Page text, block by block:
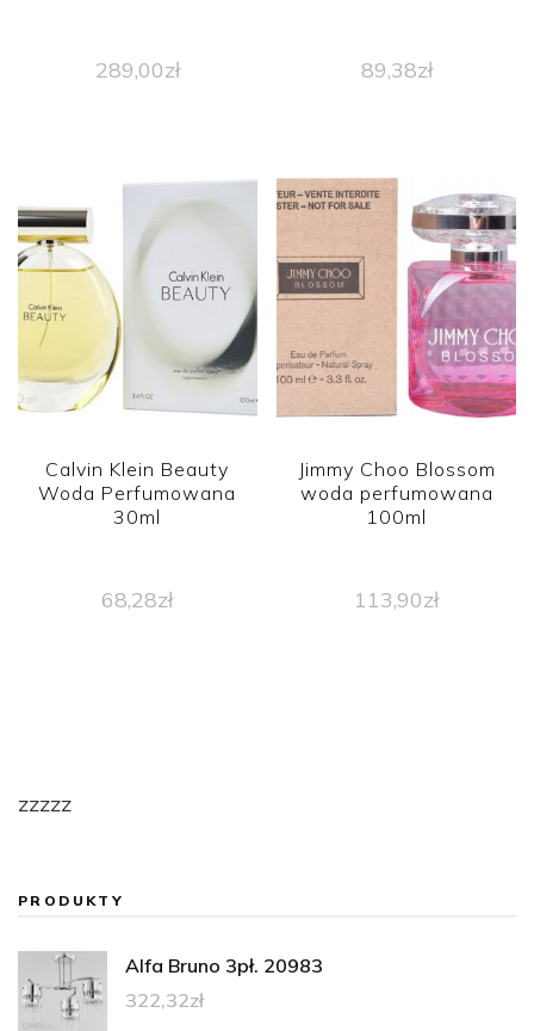
289,00zł 89,38zł
Calvin Klein Beauty
Woda Perfumowana
30ml
68,28zł
Jimmy Choo Blossom
woda perfumowana
100ml
113,90zł
zzzzz
PRODUKTY
Alfa Bruno 3pł. 20983
322,32zł